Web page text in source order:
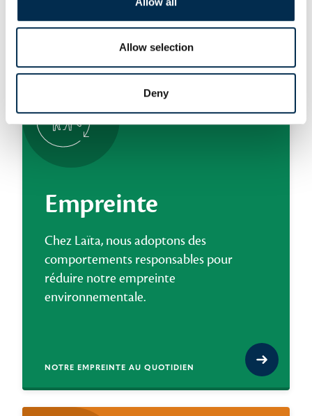
Allow selection
Deny
Nos autres piliers
Empreinte
Chez Laïta, nous adoptons des
comportements responsables pour
réduire notre empreinte
environnementale.
NOTRE EMPREINTE AU QUOTIDIEN